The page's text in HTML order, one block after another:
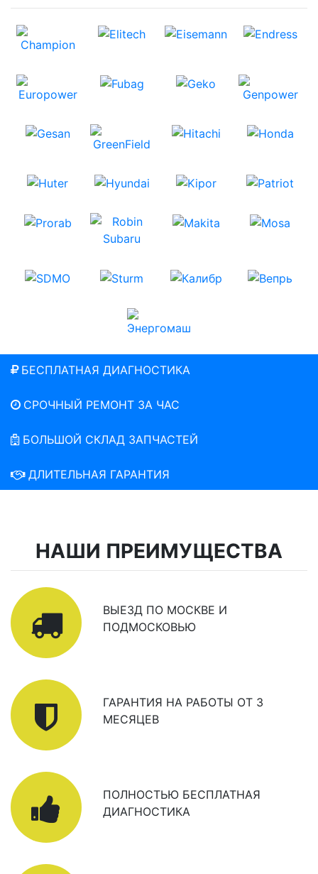
БЕСПЛАТНАЯ ДИАГНОСТИКА
СРОЧНЫЙ РЕМОНТ ЗА ЧАС
БОЛЬШОЙ СКЛАД ЗАПЧАСТЕЙ
ДЛИТЕЛЬНАЯ ГАРАНТИЯ
НАШИ ПРЕИМУЩЕСТВА
ВЫЕЗД ПО МОСКВЕ И
ПОДМОСКОВЬЮ
ГАРАНТИЯ НА РАБОТЫ ОТ 3
МЕСЯЦЕВ
ПОЛНОСТЬЮ БЕСПЛАТНАЯ
ДИАГНОСТИКА